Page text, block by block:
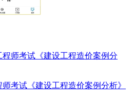
考试《建设工程造价案例分析》